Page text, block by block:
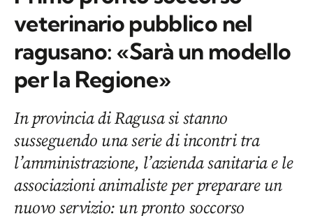
veterinario pubblico nel
ragusano: «Sarà un modello
per la Regione»
In provincia di Ragusa si stanno
susseguendo una serie di incontri tra
l’amministrazione, l’azienda sanitaria e le
associazioni animaliste per preparare un
nuovo servizio: un pronto soccorso